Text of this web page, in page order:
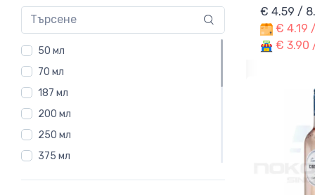
Argento
Argiolas
Arjent
Artisans Vignerons de Naoussa
Attems
B.IO
Babich
50 мл
70 мл
187 мл
200 мл
250 мл
375 мл
500 мл
€ 4.59 /
€ 4.19
€ 3.90